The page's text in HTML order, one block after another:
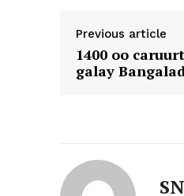
Previous article
1400 oo
galay